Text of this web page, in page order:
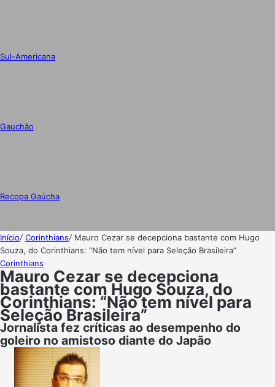
Sul-Americana
Gauchão
Recopa Gaúcha
Início/Corinthians/ Mauro Cezar se decepciona bastante com Hugo
Souza, do Corinthians: “Não tem nível para Seleção Brasileira”
Corinthians
Mauro Cezar se decepciona
bastante com Hugo Souza, do
Corinthians: “Não tem nível para
Seleção Brasileira”
Jornalista fez críticas ao desempenho do
goleiro no amistoso diante do Japão